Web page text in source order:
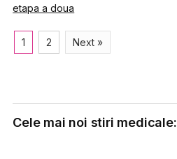
etapa a doua
1 2 Next »
Cele mai noi stiri medicale: